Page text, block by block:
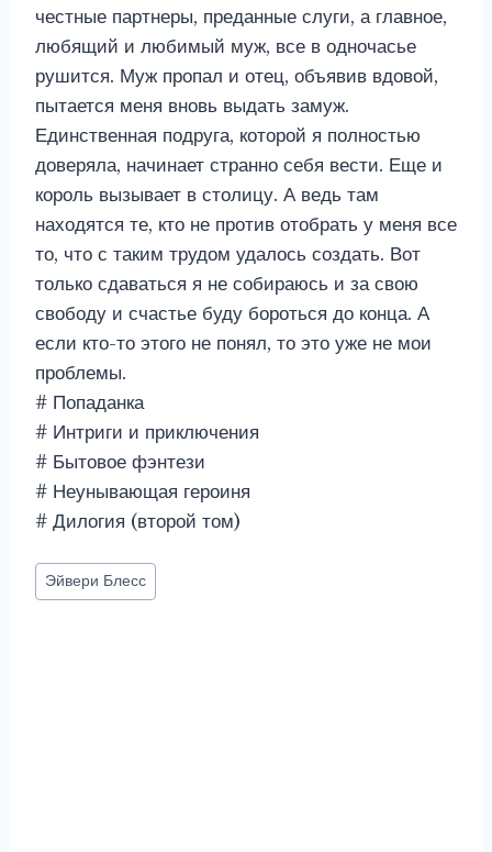
честные партнеры, преданные слуги, а главное,
любящий и любимый муж, все в одночасье
рушится. Муж пропал и отец, объявив вдовой,
пытается меня вновь выдать замуж.
Единственная подруга, которой я полностью
доверяла, начинает странно себя вести. Еще и
король вызывает в столицу. А ведь там
находятся те, кто не против отобрать у меня все
то, что с таким трудом удалось создать. Вот
только сдаваться я не собираюсь и за свою
свободу и счастье буду бороться до конца. А
если кто-то этого не понял, то это уже не мои
проблемы.
# Попаданка
# Интриги и приключения
# Бытовое фэнтези
# Неунывающая героиня
# Дилогия (второй том)
Метки
записи:
Эйвери Блесс